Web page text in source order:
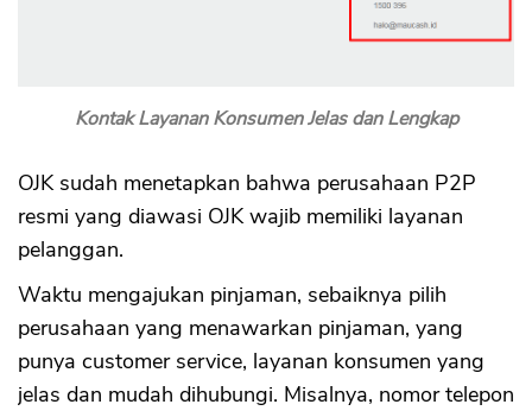
Kontak Layanan Konsumen Jelas dan Lengkap
OJK sudah menetapkan bahwa perusahaan P2P
resmi yang diawasi OJK wajib memiliki layanan
pelanggan.
Waktu mengajukan pinjaman, sebaiknya pilih
perusahaan yang menawarkan pinjaman, yang
punya customer service, layanan konsumen yang
jelas dan mudah dihubungi. Misalnya, nomor telepon